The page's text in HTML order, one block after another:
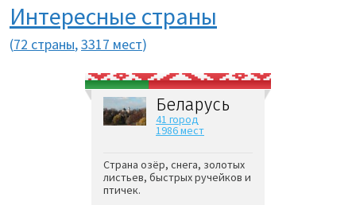
Интересные страны
(72 страны,3317 мест)
Беларусь
41 город
1986 мест
Страна озёр, снега, золотых
листьев, быстрых ручейков и
птичек.